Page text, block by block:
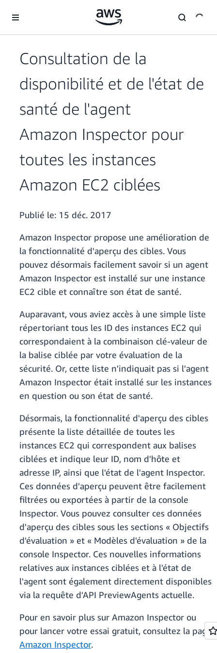
Consultation de la
disponibilité et de l'état de
santé de l'agent
Amazon Inspector pour
toutes les instances
Amazon EC2 ciblées
Publié le: 15 déc. 2017
Amazon Inspector propose une amélioration de
la fonctionnalité d'aperçu des cibles. Vous
pouvez désormais facilement savoir si un agent
Amazon Inspector est installé sur une instance
EC2 cible et connaître son état de santé.
Auparavant, vous aviez accès à une simple liste
répertoriant tous les ID des instances EC2 qui
correspondaient à la combinaison clé-valeur de
la balise ciblée par votre évaluation de la
sécurité. Or, cette liste n'indiquait pas si l'agent
Amazon Inspector était installé sur les instances
en question ou son état de santé.
Désormais, la fonctionnalité d'aperçu des cibles
présente la liste détaillée de toutes les
instances EC2 qui correspondent aux balises
ciblées et indique leur ID, nom d'hôte et
adresse IP, ainsi que l'état de l'agent Inspector.
Ces données d'aperçu peuvent être facilement
filtrées ou exportées à partir de la console
Inspector. Vous pouvez consulter ces données
d'aperçu des cibles sous les sections « Objectifs
d'évaluation » et « Modèles d'évaluation » de la
console Inspector. Ces nouvelles informations
relatives aux instances ciblées et à l'état de
l'agent sont également directement disponibles
via la requête d'API PreviewAgents actuelle.
Pour en savoir plus sur Amazon Inspector ou
pour lancer votre essai gratuit, consultez la page
Amazon Inspector.